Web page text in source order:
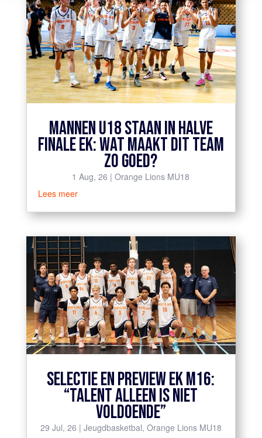
MANNEN U18 STAAN IN HALVE
FINALE EK: WAT MAAKT DIT TEAM
ZO GOED?
1 Aug, 26 |Orange Lions MU18
Lees meer
SELECTIE EN PREVIEW EK M16:
“TALENT ALLEEN IS NIET
VOLDOENDE”
29 Jul, 26 | Jeugdbasketbal, Orange Lions MU18